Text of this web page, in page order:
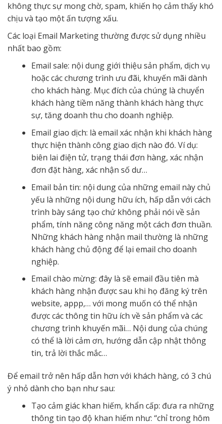
không thực sự mong chờ, spam, khiến họ cảm thấy khó
chịu và tạo một ấn tượng xấu.
Các loại Email Marketing thường được sử dụng nhiều
nhất bao gồm:
Email sale: nội dung giới thiệu sản phẩm, dịch vụ
hoặc các chương trình ưu đãi, khuyến mãi dành
cho khách hàng. Mục đích của chúng là chuyển
khách hàng tiềm năng thành khách hàng thực
sự, tăng doanh thu cho doanh nghiệp.
Email giao dịch: là email xác nhận khi khách hàng
thực hiện thành công giao dịch nào đó. Ví dụ:
biên lai điện tử, trạng thái đơn hàng, xác nhận
đơn đặt hàng, xác nhận số dư…
Email bản tin: nội dung của những email này chủ
yếu là những nội dung hữu ích, hấp dẫn với cách
trình bày sáng tạo chứ không phải nói về sản
phẩm, tính năng công năng một cách đơn thuần.
Những khách hàng nhận mail thường là những
khách hàng chủ động để lại email cho doanh
nghiệp.
Email chào mừng: đây là sẽ email đầu tiên mà
khách hàng nhận được sau khi họ đăng ký trên
website, appp,… với mong muốn có thể nhận
được các thông tin hữu ích về sản phẩm và các
chương trình khuyến mãi… Nội dung của chúng
có thể là lời cảm ơn, hướng dẫn cập nhật thông
tin, trả lời thắc mắc…
Để email trở nên hấp dẫn hơn với khách hàng, có 3 chú
ý nhỏ dành cho bạn như sau:
Tạo cảm giác khan hiếm, khẩn cấp: đưa ra những
thông tin tạo độ khan hiếm như: “chỉ trong hôm